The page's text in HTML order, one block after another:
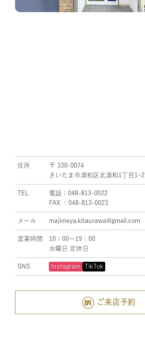
住所
〒 330-0074
さいたま市浦和区北浦和1丁目1ｰ2
TEL
電話：048-813-0022
FAX ：048-813-0023
メール majimeya.kitaurawa@gmail.com
営業時間
10：00ー19：00
水曜日 定休日
SNS Instagram TikTok
ご来店予約